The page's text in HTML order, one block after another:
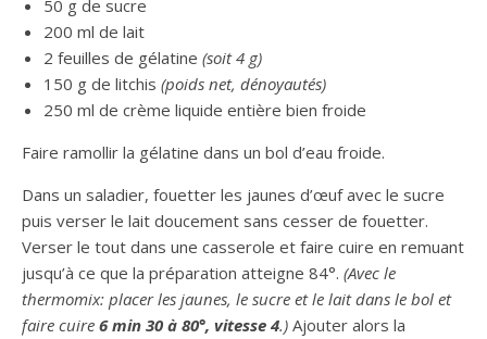
50 g de sucre
200 ml de lait
2 feuilles de gélatine (soit 4 g)
150 g de litchis (poids net, dénoyautés)
250 ml de crème liquide entière bien froide
Faire ramollir la gélatine dans un bol d’eau froide.
Dans un saladier, fouetter les jaunes d’œuf avec le sucre
puis verser le lait doucement sans cesser de fouetter.
Verser le tout dans une casserole et faire cuire en remuant
jusqu’à ce que la préparation atteigne 84°. (Avec le
thermomix: placer les jaunes, le sucre et le lait dans le bol et
faire cuire 6 min 30 à 80°, vitesse 4.) Ajouter alors la